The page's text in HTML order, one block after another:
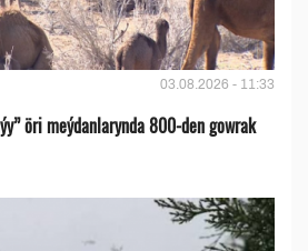
03.08.2026 - 11:33
öri meýdanlarynda 800-den gowrak